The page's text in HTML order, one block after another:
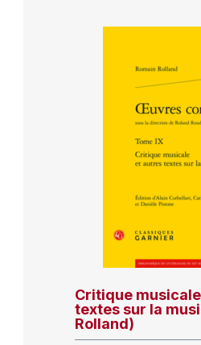
Critique
textes sur la
Rolland)